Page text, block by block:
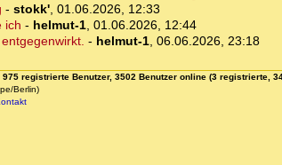
- stokk', 01.06.2026, 12:33
ich - helmut-1, 01.06.2026, 12:44
- helmut-1, 06.06.2026, 23:18
registrierte Benutzer, 3502 Benutzer online (3 registrierte,
Berlin)